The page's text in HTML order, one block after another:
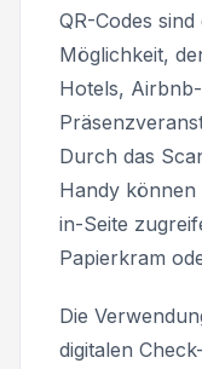
QR-Codes
Möglichkeit,
Hotels,
Durch das
Handy können
in-Seite
Papierkram
Die
digitalen